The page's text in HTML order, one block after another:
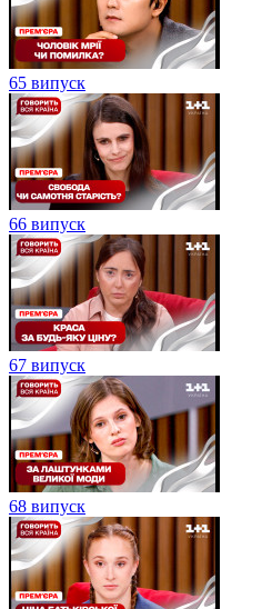
65 випуск
66 випуск
67 випуск
68 випуск